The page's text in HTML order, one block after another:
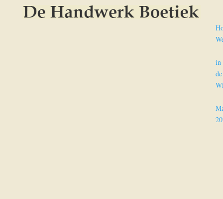
in
de